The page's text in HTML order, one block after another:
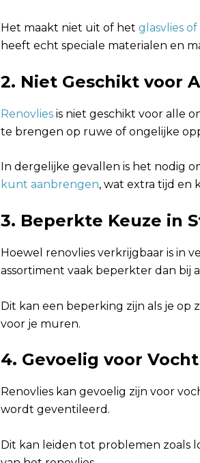
Het maakt niet uit of het glasvlies
heeft echt speciale materialen en
2. Niet Geschikt voor
Renovlies is niet geschikt voor alle
te brengen op ruwe of ongelijke
In dergelijke gevallen is het nodig
kunt aanbrengen, wat extra tijd en
3. Beperkte Keuze in
Hoewel renovlies verkrijgbaar is in
assortiment vaak beperkter dan bij
Dit kan een beperking zijn als je
voor je muren.
4. Gevoelig voor Vocht
Renovlies kan gevoelig zijn voor
wordt geventileerd.
Dit kan leiden tot problemen zoals